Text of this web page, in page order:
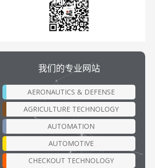
我们的专业网站
AERONAUTICS & DEFENSE
AGRICULTURE TECHNOLOGY
AUTOMATION
AUTOMOTIVE
CHECKOUT TECHNOLOGY